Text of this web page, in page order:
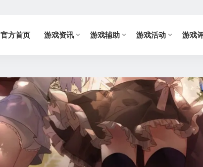
官方首页 游戏资讯 游戏辅助 游戏活动 游戏